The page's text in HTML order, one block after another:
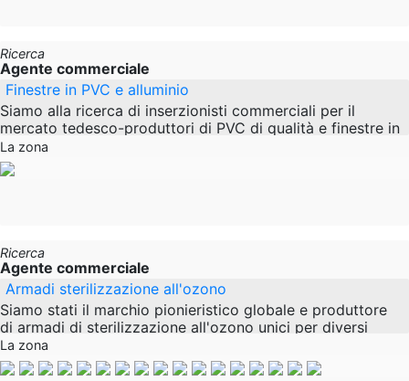
Ricerca
Agente commerciale
Finestre in PVC e alluminio
Siamo alla ricerca di inserzionisti commerciali per il
mercato tedesco-produttori di PVC di qualità e finestre in
alluminio. Abbiamo l'ambito certificato di
La zona
Ricerca
Agente commerciale
Armadi sterilizzazione all'ozono
Siamo stati il marchio pionieristico globale e produttore
di armadi di sterilizzazione all'ozono unici per diversi
anni. Sfortunatamente, covid-19 ha
La zona